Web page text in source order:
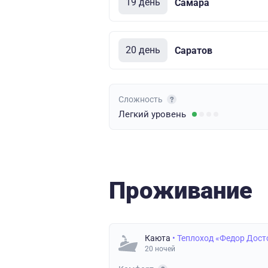
Самара
20 день Саратов
Сложность
Легкий уровень
Проживание
Каюта • Теплоход «Федор
20 ночей